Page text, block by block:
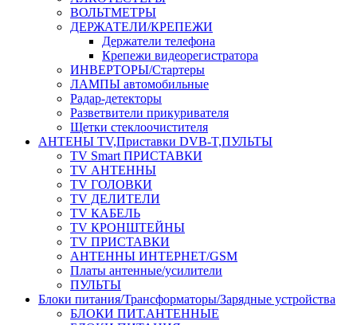
ВОЛЬТМЕТРЫ
ДЕРЖАТЕЛИ/КРЕПЕЖИ
Держатели телефона
Крепежи видеорегистратора
ИНВЕРТОРЫ/Стартеры
ЛАМПЫ автомобильные
Радар-детекторы
Разветвители прикуривателя
Щетки стеклоочистителя
АНТЕНЫ ТV,Приставки DVB-T,ПУЛЬТЫ
TV Smart ПРИСТАВКИ
TV АНТЕННЫ
TV ГОЛОВКИ
TV ДЕЛИТЕЛИ
TV КАБЕЛЬ
TV КРОНШТЕЙНЫ
TV ПРИСТАВКИ
АНТЕННЫ ИНТЕРНЕТ/GSM
Платы антенные/усилители
ПУЛЬТЫ
Блоки питания/Трансформаторы/Зарядные устройства
БЛОКИ ПИТ.АНТЕННЫЕ